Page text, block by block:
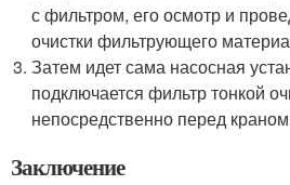
с фильтром, его осмотр и
очистки фильтрующего
Затем идет сама насосная
подключается фильтр тонкой
непосредственно перед
Заключение